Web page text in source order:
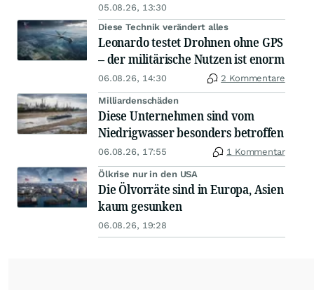
05.08.26, 13:30
Diese Technik verändert alles
Leonardo testet Drohnen ohne GPS
– der militärische Nutzen ist enorm
06.08.26, 14:30 2 Kommentare
Milliardenschäden
Diese Unternehmen sind vom
Niedrigwasser besonders betroffen
06.08.26, 17:55 1 Kommentar
Ölkrise nur in den USA
Die Ölvorräte sind in Europa, Asien
kaum gesunken
06.08.26, 19:28